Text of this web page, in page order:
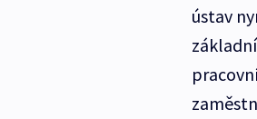
ústav